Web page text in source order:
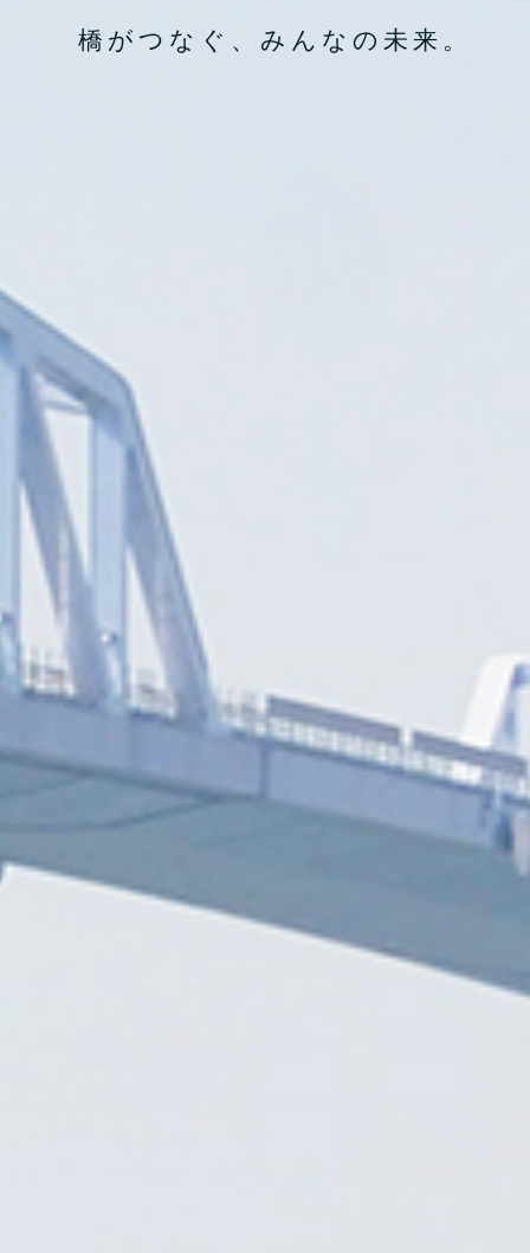
橋がつなぐ、みんなの未来。